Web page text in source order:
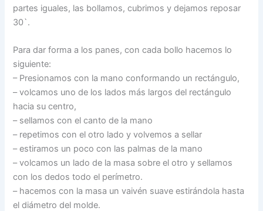
partes iguales, las bollamos, cubrimos y dejamos reposar
30`.
Para dar forma a los panes, con cada bollo hacemos lo
siguiente:
– Presionamos con la mano conformando un rectángulo,
– volcamos uno de los lados más largos del rectángulo
hacia su centro,
– sellamos con el canto de la mano
– repetimos con el otro lado y volvemos a sellar
– estiramos un poco con las palmas de la mano
– volcamos un lado de la masa sobre el otro y sellamos
con los dedos todo el perímetro.
– hacemos con la masa un vaivén suave estirándola hasta
el diámetro del molde.